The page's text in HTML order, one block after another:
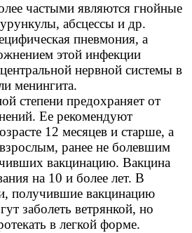
частыми являются гнойные
абсцессы и др.
пневмония, а
этой инфекции
нервной системы в
менингита.
степени предохраняет от
Ее рекомендуют
12 месяцев и старше, а
ранее не болевшим
вакцинацию. Вакцина
на 10 и более лет. В
получившие вакцинацию
заболеть ветрянкой, но
в легкой форме.